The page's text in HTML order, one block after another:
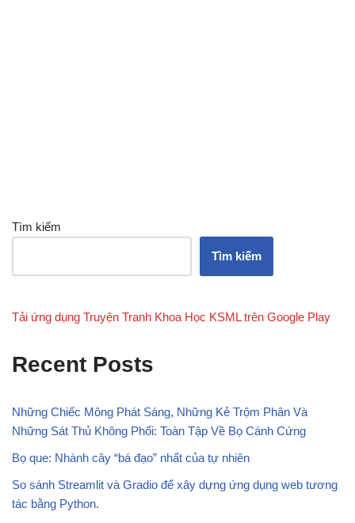
Tìm kiếm
Tìm kiếm
Tải ứng dụng Truyện Tranh Khoa Học KSML trên Google Play
Recent Posts
Những Chiếc Mông Phát Sáng, Những Kẻ Trộm Phân Và
Những Sát Thủ Không Phổi: Toàn Tập Về Bọ Cánh Cứng
Bọ que: Nhành cây “bá đạo” nhất của tự nhiên
So sánh Streamlit và Gradio để xây dựng ứng dụng web tương
tác bằng Python.